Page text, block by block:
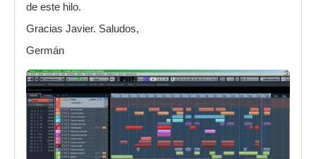
de este hilo.
Gracias Javier. Saludos,
Germán